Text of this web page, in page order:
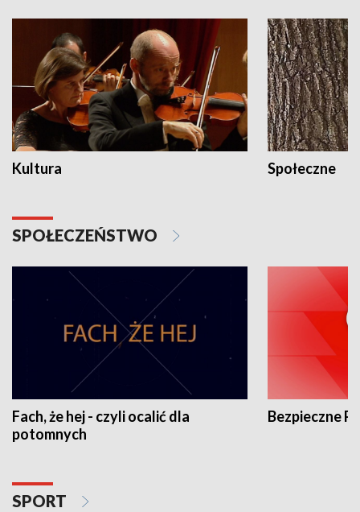
Kultura Społeczne
SPOŁECZEŃSTWO
Fach, że hej - czyli ocalić dla
potomnych
Bezpieczne
SPORT